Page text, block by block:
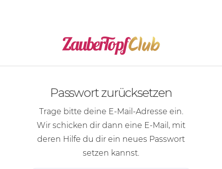
Passwort zurücksetzen
Trage bitte deine E-Mail-Adresse ein.
Wir schicken dir dann eine E-Mail , mit
deren Hilfe du dir ein neues Passwort
setzen kannst.